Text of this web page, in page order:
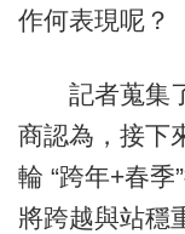
作何表現呢？
記者蒐集了
商認為，接下
輪 “跨年+春
將跨越與站穩